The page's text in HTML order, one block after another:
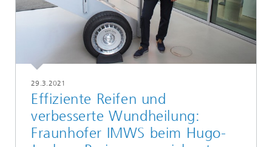
29.3.2021
Effiziente Reifen und
verbesserte Wundheilung:
Fraunhofer IMWS beim Hugo-